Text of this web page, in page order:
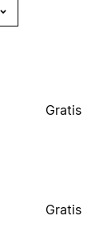
Gratis
Gratis